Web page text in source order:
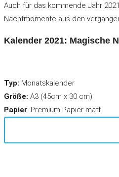
Auch für das kommende Jahr
Nachtmomente aus den
Kalender 2021: Magische
Typ: Monatskalender
Größe: A3 (45cm x 30 cm)
Papier: Premium-Papier matt